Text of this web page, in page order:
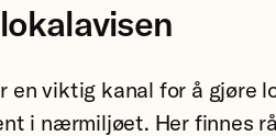
en viktig kanal for å gjøre
i nærmiljøet. Her finnes